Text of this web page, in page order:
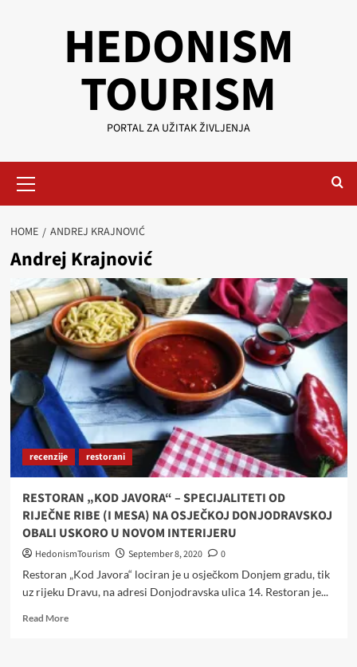
HEDONISM
TOURISM
PORTAL ZA UŽITAK ŽIVLJENJA
Menu
HOME ANDREJ KRAJNOVIĆ
Andrej Krajnović
recenzije restorani
RESTORAN „KOD JAVORA“ – SPECIJALITETI OD
RIJEČNE RIBE (I MESA) NA OSJEČKOJ DONJODRAVSKOJ
OBALI USKORO U NOVOM INTERIJERU
HedonismTourism September 8, 2020
0
Restoran „Kod Javora“ lociran je u osječkom Donjem gradu, tik
uz rijeku Dravu, na adresi Donjodravska ulica 14. Restoran je...
Read MoreRead